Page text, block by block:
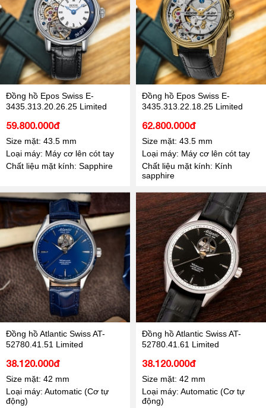
Đồng hồ Epos Swiss E-
3435.313.20.26.25 Limited
59.800.000đ
Size mặt: 43.5 mm
Loại máy: Máy cơ lên cót tay
Chất liệu mặt kính: Sapphire
Đồng hồ Epos Swiss E-
3435.313.22.18.25 Limited
62.800.000đ
Size mặt: 43.5 mm
Loại máy: Máy cơ lên cót tay
Chất liệu mặt kính: Kính
sapphire
Đồng hồ Atlantic Swiss AT-
52780.41.51 Limited
38.120.000đ
Size mặt: 42 mm
Loại máy: Automatic (Cơ tự
động)
Đồng hồ Atlantic Swiss AT-
52780.41.61 Limited
38.120.000đ
Size mặt: 42 mm
Loại máy: Automatic (Cơ tự
động)